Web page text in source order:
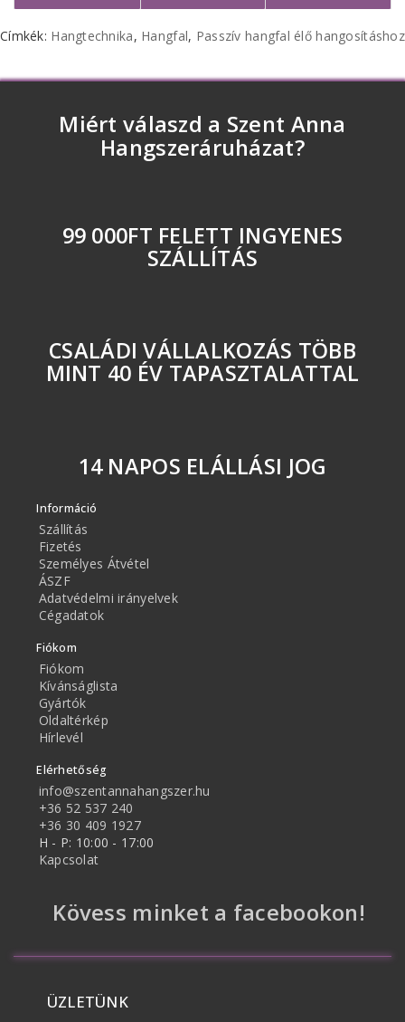
Címkék: Hangtechnika, Hangfal, Passzív hangfal élő hangosításhoz
Miért válaszd a Szent Anna
Hangszeráruházat?
99 000FT FELETT INGYENES
SZÁLLÍTÁS
CSALÁDI VÁLLALKOZÁS TÖBB
MINT 40 ÉV TAPASZTALATTAL
14 NAPOS ELÁLLÁSI JOG
Információ
Szállítás
Fizetés
Személyes Átvétel
ÁSZF
Adatvédelmi irányelvek
Cégadatok
Fiókom
Fiókom
Kívánságlista
Gyártók
Oldaltérkép
Hírlevél
Elérhetőség
info@szentannahangszer.hu
+36 52 537 240
+36 30 409 1927
H - P: 10:00 - 17:00
Kapcsolat
Kövess minket a facebookon!
ÜZLETÜNK